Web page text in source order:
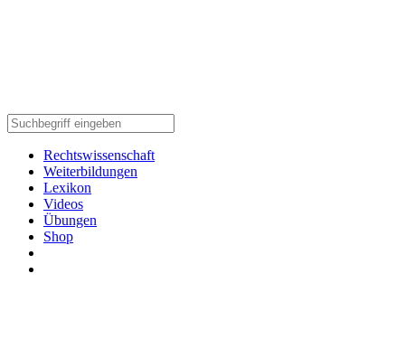
Rechtswissenschaft
Weiterbildungen
Lexikon
Videos
Übungen
Shop